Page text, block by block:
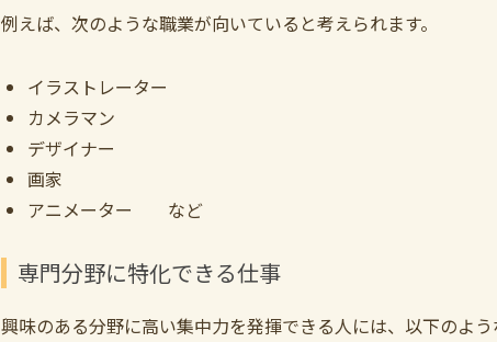
例えば、次のような職業が向いていると考えられます。
イラストレーター
カメラマン
デザイナー
画家
アニメーター など
専門分野に特化できる仕事
興味のある分野に高い集中力を発揮できる人には、以下のよ